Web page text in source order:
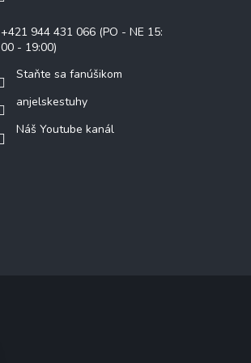
+421 944 431 066 (PO - NE 15:
00 - 19:00)
Staňte sa fanúšikom
anjelskestuhy
Náš Youtube kanál